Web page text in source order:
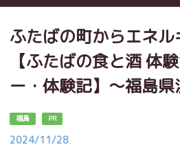
ふたばの町からエネル
【ふたばの食と酒 体
ー・体験記】～福島
福島 PR
2024/11/28